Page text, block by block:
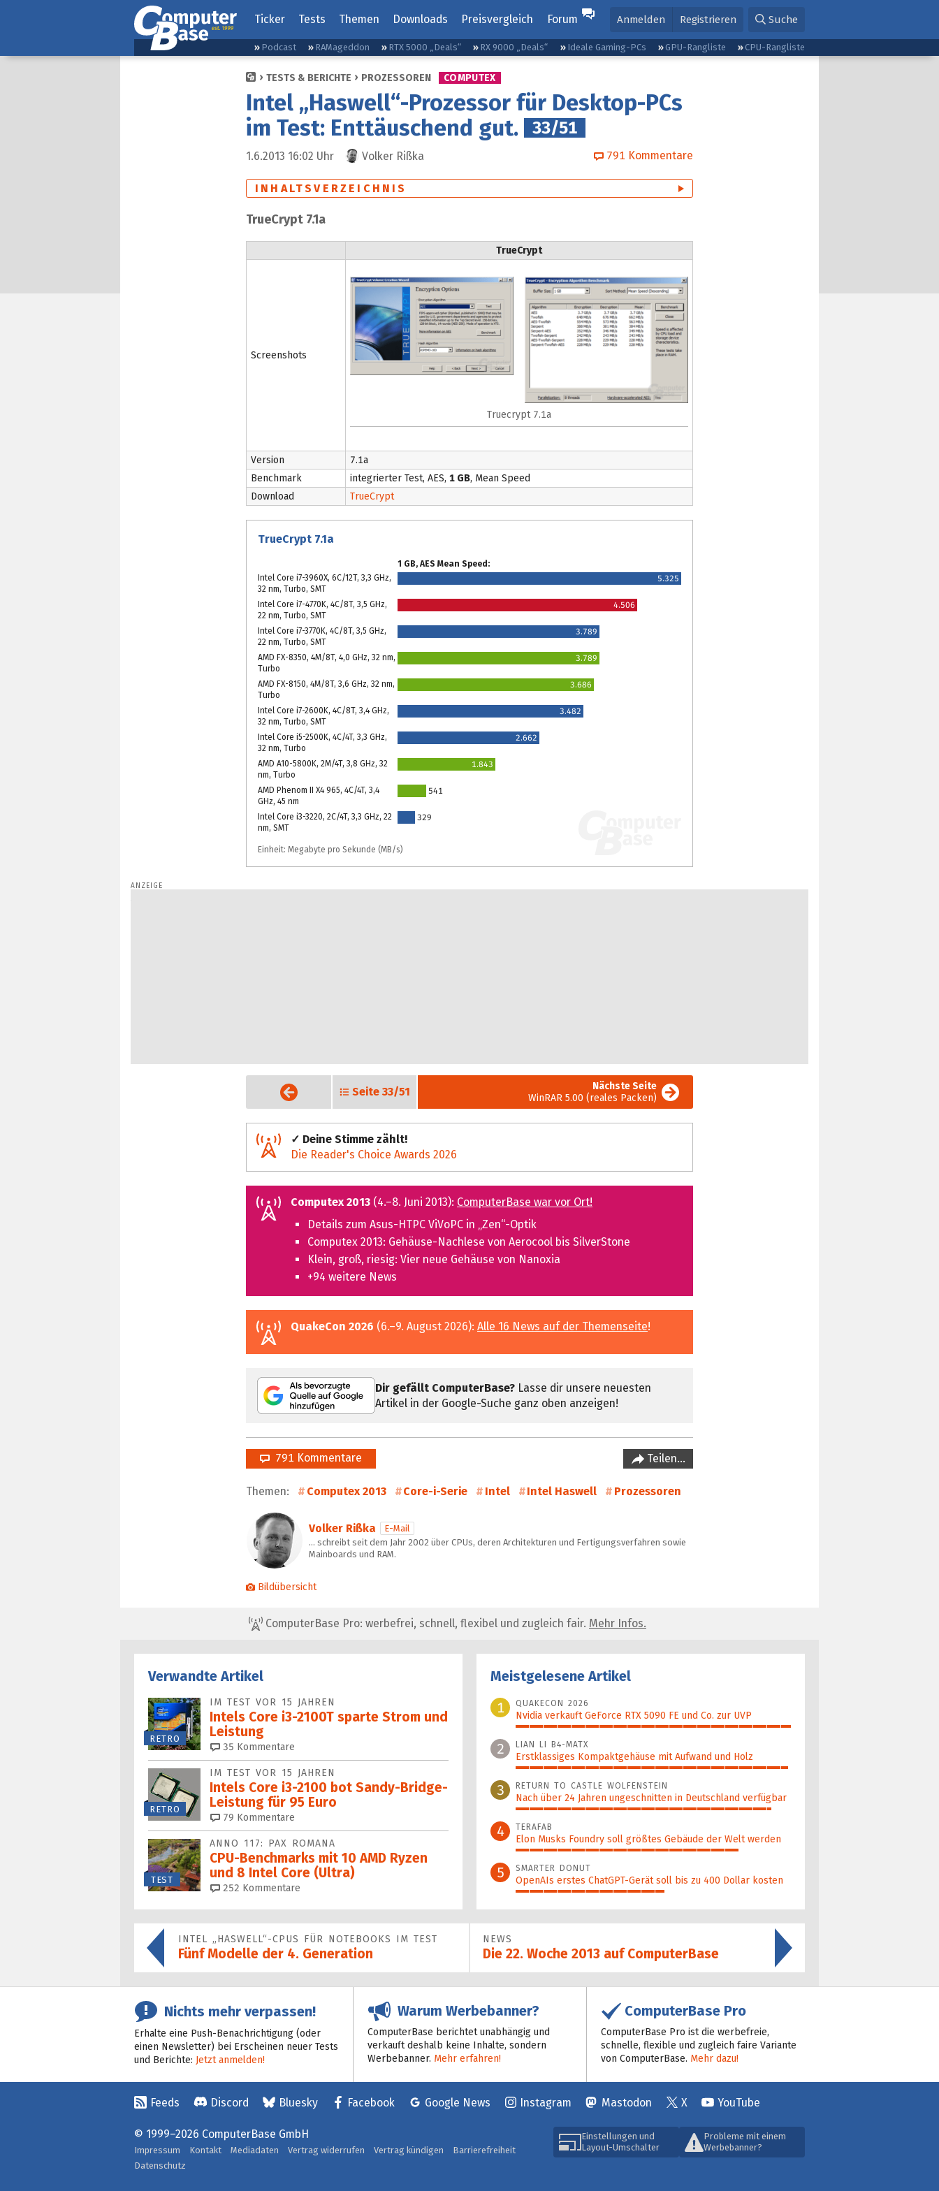
Ticker Tests Themen Downloads Preisvergleich Forum Anmelden Registrieren Suche
Podcast RAMageddon RTX 5000 „Deals“ RX 9000 „Deals“ Ideale Gaming-PCs GPU-Rangliste CPU-Rangliste
TESTS & BERICHTE PROZESSOREN COMPUTEX
Intel „Haswell“-Prozessor für Desktop-PCs
im Test: Enttäuschend gut.
33/51
1.6.2013 16:02 Uhr Volker Rißka 791 Kommentare
INHALTSVERZEICHNIS
TrueCrypt 7.1a
TrueCrypt
Screenshots
Truecrypt 7.1a
Version
7.1a
Benchmark
integrierter Test, AES, 1 GB, Mean Speed
Download
TrueCrypt
TrueCrypt 7.1a
1 GB, AES Mean Speed:
Intel Core i7-3960X, 6C/12T, 3,3 GHz,
32 nm, Turbo, SMT
5.325
Intel Core i7-4770K, 4C/8T, 3,5 GHz,
22 nm, Turbo, SMT
4.506
Intel Core i7-3770K, 4C/8T, 3,5 GHz,
22 nm, Turbo, SMT
3.789
AMD FX-8350, 4M/8T, 4,0 GHz, 32 nm,
Turbo
3.789
AMD FX-8150, 4M/8T, 3,6 GHz, 32 nm,
Turbo
3.686
Intel Core i7-2600K, 4C/8T, 3,4 GHz,
32 nm, Turbo, SMT
3.482
Intel Core i5-2500K, 4C/4T, 3,3 GHz,
32 nm, Turbo
2.662
AMD A10-5800K, 2M/4T, 3,8 GHz, 32
nm, Turbo
1.843
AMD Phenom II X4 965, 4C/4T, 3,4
GHz, 45 nm
541
Intel Core i3-3220, 2C/4T, 3,3 GHz, 22
nm, SMT
329
Einheit: Megabyte pro Sekunde (MB/s)
Vorige Seite Seite 33/51
Nächste Seite
WinRAR 5.00 (reales Packen)
✓ Deine Stimme zählt!
Die Reader's Choice Awards 2026
Computex 2013 (4.–8. Juni 2013): ComputerBase war vor Ort!
Details zum Asus-HTPC ViVoPC in „Zen“-Optik
Computex 2013: Gehäuse-Nachlese von Aerocool bis SilverStone
Klein, groß, riesig: Vier neue Gehäuse von Nanoxia
+94 weitere News
QuakeCon 2026 (6.–9. August 2026): Alle 16 News auf der Themenseite!
Dir gefällt ComputerBase? Lasse dir unsere neuesten
Artikel in der Google-Suche ganz oben anzeigen!
791 Kommentare Teilen…
Themen: Computex 2013 Core-i-Serie Intel Intel Haswell Prozessoren
Volker Rißka
E-Mail
… schreibt seit dem Jahr 2002 über CPUs, deren Architekturen und Fertigungsverfahren sowie
Mainboards und RAM.
Bildübersicht
ComputerBase Pro: werbefrei, schnell, flexibel und zugleich fair. Mehr Infos.
Verwandte Artikel
RETRO
IM TEST VOR 15 JAHREN
Intels Core i3-2100T sparte Strom und
Leistung
35 Kommentare
RETRO
IM TEST VOR 15 JAHREN
Intels Core i3-2100 bot Sandy-Bridge-
Leistung für 95 Euro
79 Kommentare
TEST
ANNO 117: PAX ROMANA
CPU-Benchmarks mit 10 AMD Ryzen
und 8 Intel Core (Ultra)
252 Kommentare
Meistgelesene Artikel
1
QUAKECON 2026
Nvidia verkauft GeForce RTX 5090 FE und Co. zur UVP
2 LIAN LI B4-MATX
Erstklassiges Kompaktgehäuse mit Aufwand und Holz
3 RETURN TO CASTLE WOLFENSTEIN
Nach über 24 Jahren ungeschnitten in Deutschland verfügbar
4 TERAFAB
Elon Musks Foundry soll größ­tes Gebäude der Welt werden
5 SMARTER DONUT
OpenAIs erstes ChatGPT-Gerät soll bis zu 400 Dollar kosten
INTEL „HASWELL“-CPUS FÜR NOTEBOOKS IM TEST
Fünf Modelle der 4. Generation
NEWS
Die 22. Woche 2013 auf ComputerBase
Nichts mehr verpassen!
Erhalte eine Push-Benachrichtigung (oder
einen Newsletter) bei Erscheinen neuer Tests
und Berichte: Jetzt anmelden!
Warum Werbebanner?
ComputerBase berichtet unabhängig und
verkauft deshalb keine Inhalte, sondern
Werbebanner. Mehr erfahren!
ComputerBase Pro
ComputerBase Pro ist die werbefreie,
schnelle, flexible und zugleich faire Variante
von ComputerBase. Mehr dazu!
Feeds Discord Bluesky Facebook Google News Instagram Mastodon X YouTube
Einstellungen und
Layout-Umschalter
Probleme mit einem
Werbebanner?
© 1999–2026 ComputerBase GmbH
Impressum Kontakt Mediadaten Vertrag widerrufen Vertrag kündigen
Barrierefreiheit
Datenschutz